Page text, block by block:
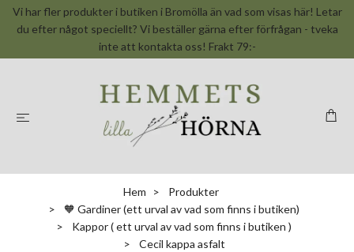
Vi har fler produkter i butiken i Bromölla än vad som visas här! Letar
du efter något speciellt? Vi beställer gärna efter förfrågan - tveka
inte att kontakta oss! Frakt 79:-
Hem
Produkter
🧡 Gardiner (ett urval av vad som finns i butiken)
Kappor ( ett urval av vad som finns i butiken )
Cecil kappa asfalt